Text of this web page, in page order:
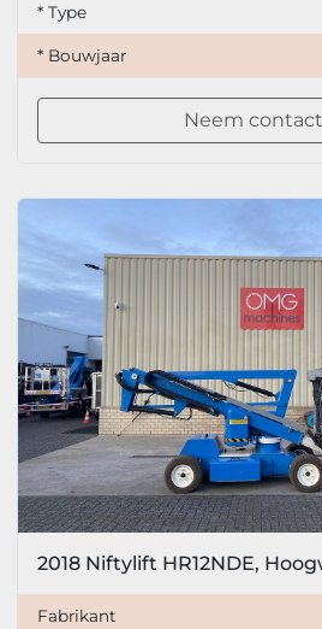
* Type
* Bouwjaar
Neem
2018 Niftylift HR12NDE,
Fabrikant